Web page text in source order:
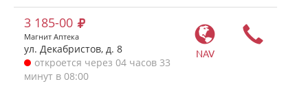
NAV
3 185-00
Магнит Аптека
ул. Декабристов, д. 8
откроется через 04 часов 33
минут в 08:00